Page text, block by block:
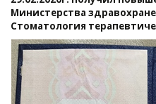
Министерства
Стоматология